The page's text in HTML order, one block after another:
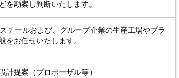
勘案し判断いたします。
チールおよび、グループ企業の生産工場やプラ
をお任せいたします。
計提案（プロポーザル等）